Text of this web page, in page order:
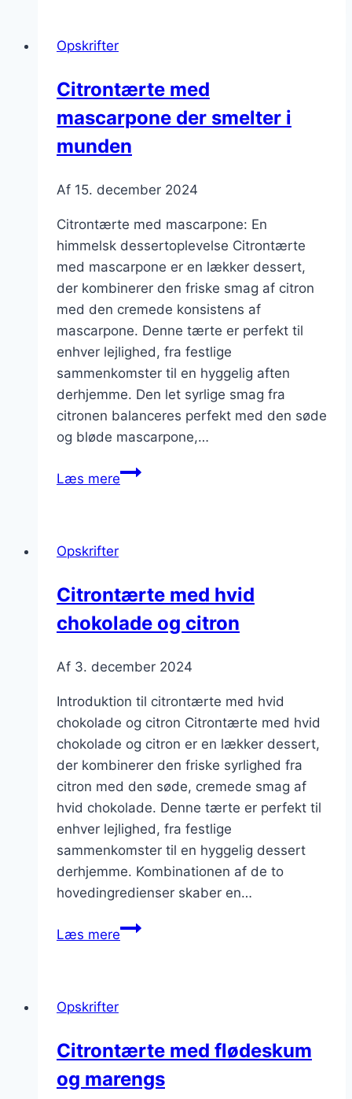
Opskrifter
Citrontærte med
mascarpone der smelter i
munden
Af 15. december 2024
Citrontærte med mascarpone: En
himmelsk dessertoplevelse Citrontærte
med mascarpone er en lækker dessert,
der kombinerer den friske smag af citron
med den cremede konsistens af
mascarpone. Denne tærte er perfekt til
enhver lejlighed, fra festlige
sammenkomster til en hyggelig aften
derhjemme. Den let syrlige smag fra
citronen balanceres perfekt med den søde
og bløde mascarpone,…
Læs mereCitrontærte
munden
Opskrifter
Citrontærte med hvid
chokolade og citron
Af 3. december 2024
Introduktion til citrontærte med hvid
chokolade og citron Citrontærte med hvid
chokolade og citron er en lækker dessert,
der kombinerer den friske syrlighed fra
citron med den søde, cremede smag af
hvid chokolade. Denne tærte er perfekt til
enhver lejlighed, fra festlige
sammenkomster til en hyggelig dessert
derhjemme. Kombinationen af de to
hovedingredienser skaber en…
Læs mereCitrontærte
Opskrifter
Citrontærte med flødeskum
og marengs